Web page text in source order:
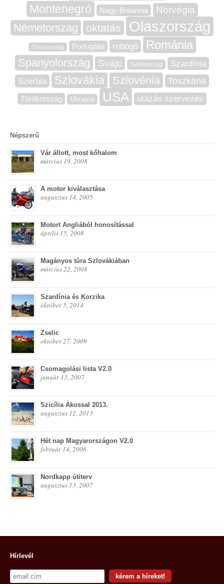
Montenegró Nagy-Britannia Norvégia
Németország oktatás Olaszország
Oroszország Portugália robogó Románia
Spanyolország Svájc Svédország
Szardínia
Szerbia
Szlovákia Szlovénia Toszkána
Törökország Ukrajna USA utazás szervezés
Népszerű
Vár állott, most kőhalom
március 19, 2008
A motor kiválasztása
augusztus 14, 2005
Motort Angliából honosítással
április 15, 2008
Magányos túra Szlovákiában
március 22, 2008
Szardínia és Korzika
október 5, 2014
Zselic
október 27, 2009
Csomagolási lista V2.0
január 13, 2007
Szicília Ákossal 2013.
augusztus 12, 2013
Hét nap Magyarországon V2.0
február 14, 2006
Nordkapp útiterv
augusztus 13, 2007
Hírlevél